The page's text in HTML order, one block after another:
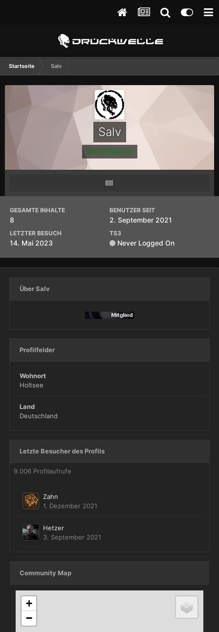
Startseite Salv
Salv
DRUCKWELLE
GESAMTE INHALTE
8
BENUTZER SEIT
2. September 2021
LETZTER BESUCH
14. Mai 2023
TS3
Never Logged On
Über Salv
Profilfelder
Wohnort
Holtsee
Land
Deutschland
Letzte Besucher des Profils
9.006 Profilaufrufe
Zahn
1. Dezember 2021
Hetzer
3. September 2021
Community Map